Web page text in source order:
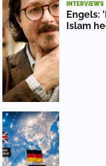
INTERVIEWS
Engels:
Islam